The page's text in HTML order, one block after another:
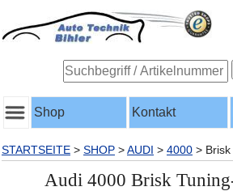
Shop Kontakt
STARTSEITE > SHOP >AUDI > 4000 >
Audi 4000 Brisk